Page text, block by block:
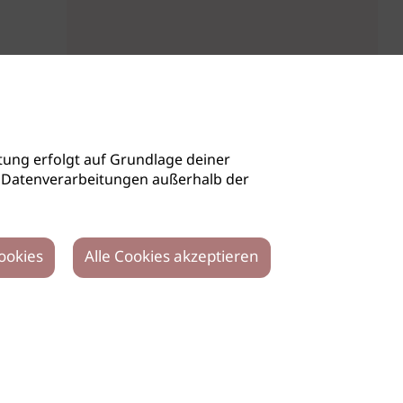
erfolgt auf Grundlage deiner
Datenverarbeitungen außerhalb der
Alle Cookies akzeptieren